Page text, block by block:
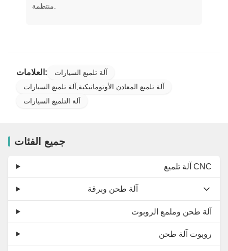
العلامات:
آلة تلميع السيارات
آلة تلميع المعادن الأوتوماتيكية,آلة تلميع السيارات
آلة التلميع السيارات
جميع الفئات
آلة تلميع CNC
آلة طحن وبرقة
آلة طحن وملمع الروبوت
روبوت آلة طحن